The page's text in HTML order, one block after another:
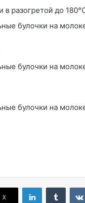
в разогретой до
X
LinkedIn